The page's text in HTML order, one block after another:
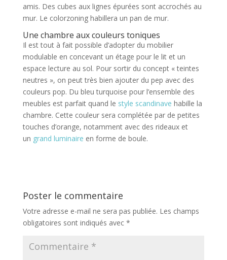
amis. Des cubes aux lignes épurées sont accrochés au
mur. Le colorzoning habillera un pan de mur.
Une chambre aux couleurs toniques
Il est tout à fait possible d’adopter du mobilier
modulable en concevant un étage pour le lit et un
espace lecture au sol. Pour sortir du concept « teintes
neutres », on peut très bien ajouter du pep avec des
couleurs pop. Du bleu turquoise pour l’ensemble des
meubles est parfait quand le style scandinave habille la
chambre. Cette couleur sera complétée par de petites
touches d’orange, notamment avec des rideaux et
un grand luminaire en forme de boule.
Poster le commentaire
Votre adresse e-mail ne sera pas publiée. Les champs
obligatoires sont indiqués avec *